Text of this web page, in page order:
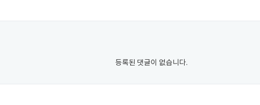
등록된 댓글이 없습니다.